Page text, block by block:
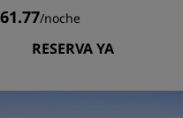
/noche
RESERVA YA